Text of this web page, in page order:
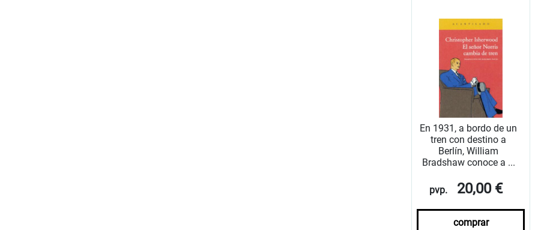
En 1931, a bordo de un
tren con destino a
Berlín, William
Bradshaw conoce a ...
pvp. 20,00 €
comprar